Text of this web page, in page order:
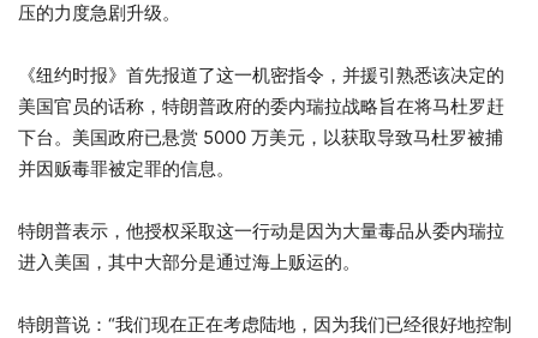
压的力度急剧升级。
《纽约时报》首先报道了这一机密指令，并援引熟悉该决定的
美国官员的话称，特朗普政府的委内瑞拉战略旨在将马杜罗赶
下台。美国政府已悬赏 5000 万美元，以获取导致马杜罗被捕
并因贩毒罪被定罪的信息。
特朗普表示，他授权采取这一行动是因为大量毒品从委内瑞拉
进入美国，其中大部分是通过海上贩运的。
特朗普说：“我们现在正在考虑陆地，因为我们已经很好地控制